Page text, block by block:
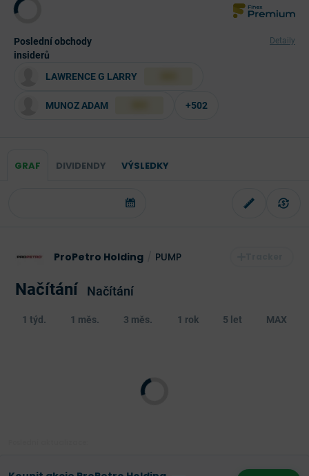
Poslední obchody
insiderů
Detaily
LAWRENCE G LARRY
MUNOZ ADAM +502
GRAF DIVIDENDY VÝSLEDKY
ProPetro Holding PUMP
Načítání Načítání
1 týd. 1 měs. 3 měs. 1 rok 5 let MAX